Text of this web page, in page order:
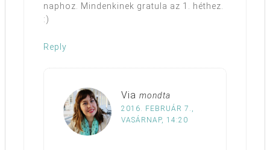
naphoz. Mindenkinek gratula az 1. héthez.
:)
Reply
Via mondta
2016. FEBRUÁR 7.,
VASÁRNAP, 14:20